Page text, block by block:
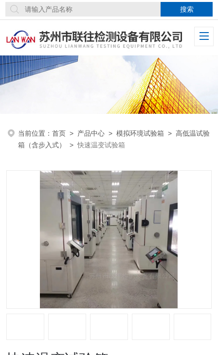
当前位置：首页 > 产品中心 >模拟环境试验箱 >高低温试验
箱（含步入式）
>快速温变试验箱